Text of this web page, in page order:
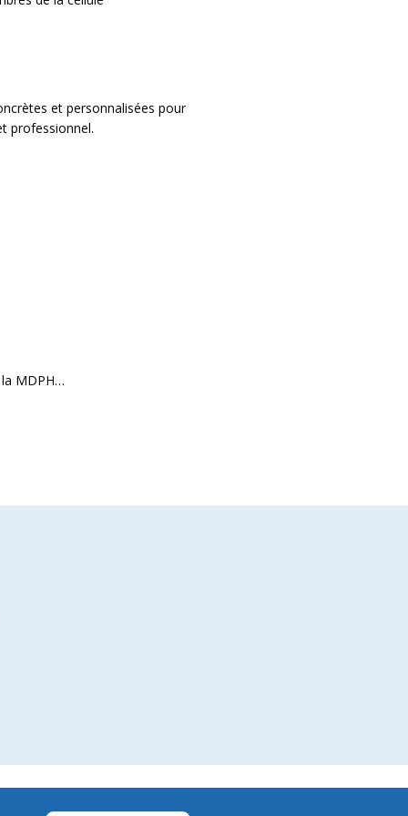
et personnalisées pour
professionnel.
la MDPH…